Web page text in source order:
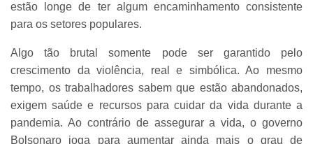
estão longe de ter algum encaminhamento consistente
para os setores populares.
Algo tão brutal somente pode ser garantido pelo
crescimento da violência, real e simbólica. Ao mesmo
tempo, os trabalhadores sabem que estão abandonados,
exigem saúde e recursos para cuidar da vida durante a
pandemia. Ao contrário de assegurar a vida, o governo
Bolsonaro joga para aumentar ainda mais o grau de